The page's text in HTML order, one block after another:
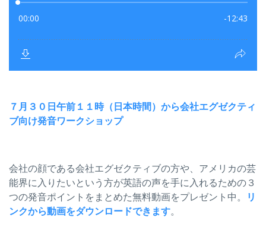
７月３０日午前１１時（日本時間）から会社エグゼクティ
ブ向け発音ワークショップ
会社の顔である会社エグゼクティブの方や、アメリカの芸
能界に入りたいという方が英語の声を手に入れるための３
つの発音ポイントをまとめた無料動画をプレゼント中。
リ
ンクから動画をダウンロードできます。